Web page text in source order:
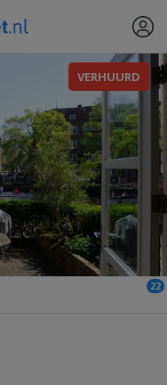
VERHUURD
22